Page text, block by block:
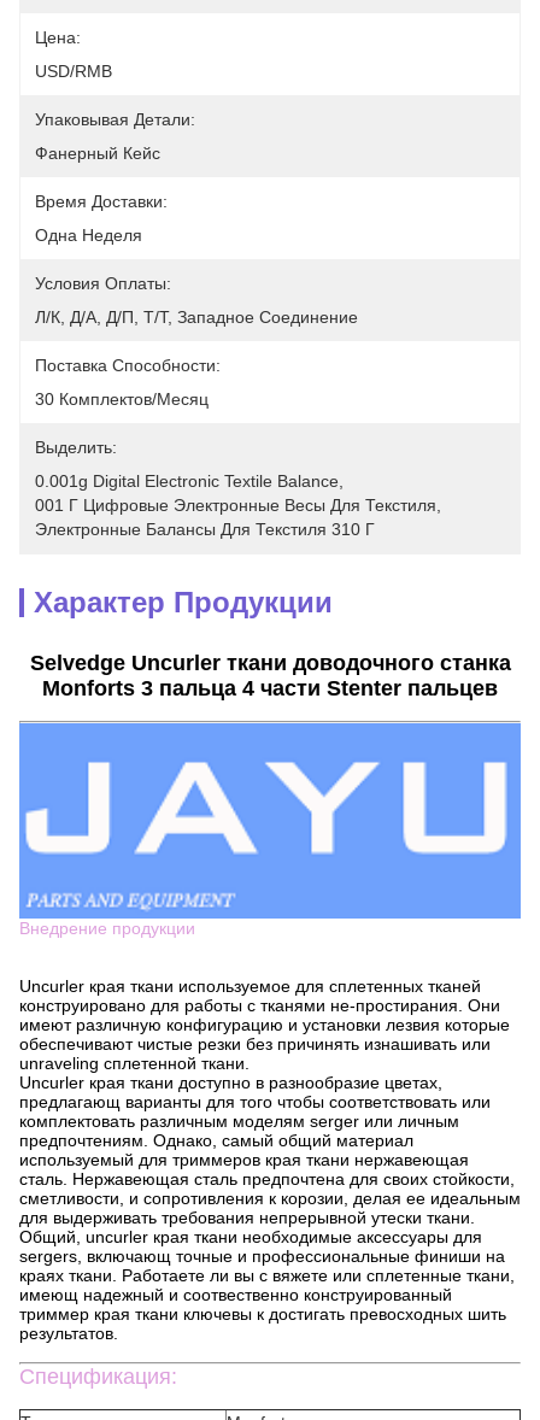
Цена:
USD/RMB
Упаковывая Детали:
Фанерный Кейс
Время Доставки:
Одна Неделя
Условия Оплаты:
Л/К, Д/А, Д/П, Т/Т, Западное Соединение
Поставка Способности:
30 Комплектов/месяц
Выделить:
0.001g Digital Electronic Textile Balance
001 Г Цифровые Электронные Весы Для Текстиля
Электронные Балансы Для Текстиля 310 Г
Характер Продукции
Selvedge Uncurler ткани доводочного станка
Monforts 3 пальца 4 части Stenter пальцев
Внедрение продукции
Uncurler края ткани используемое для сплетенных тканей
конструировано для работы с тканями не-простирания. Они
имеют различную конфигурацию и установки лезвия которые
обеспечивают чистые резки без причинять изнашивать или
unraveling сплетенной ткани.
Uncurler края ткани доступно в разнообразие цветах,
предлагающ варианты для того чтобы соответствовать или
комплектовать различным моделям serger или личным
предпочтениям. Однако, самый общий материал
используемый для триммеров края ткани нержавеющая
сталь. Нержавеющая сталь предпочтена для своих стойкости,
сметливости, и сопротивления к корозии, делая ее идеальным
для выдерживать требования непрерывной утески ткани.
Общий, uncurler края ткани необходимые аксессуары для
sergers, включающ точные и профессиональные финиши на
краях ткани. Работаете ли вы с вяжете или сплетенные ткани,
имеющ надежный и соотвественно конструированный
триммер края ткани ключевы к достигать превосходных шить
результатов.
Спецификация: